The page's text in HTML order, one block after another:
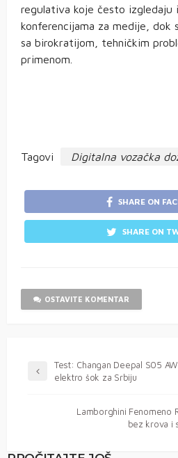
regulativa koje često izgledaju
konferencijama za medije, dok
sa birokratijom, tehničkim
primenom.
Tagovi Digitalna vozačka
SHARE ON
SHARE ON
OSTAVITE KOMENTAR
Test: Changan Deepal S05
elektro šok za Srbiju
Lamborghini Fenomeno
bez krova i